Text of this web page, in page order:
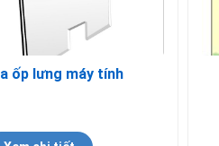
ốp lưng máy tính